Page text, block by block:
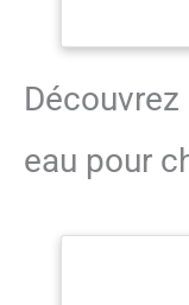
Découvrez
eau pour